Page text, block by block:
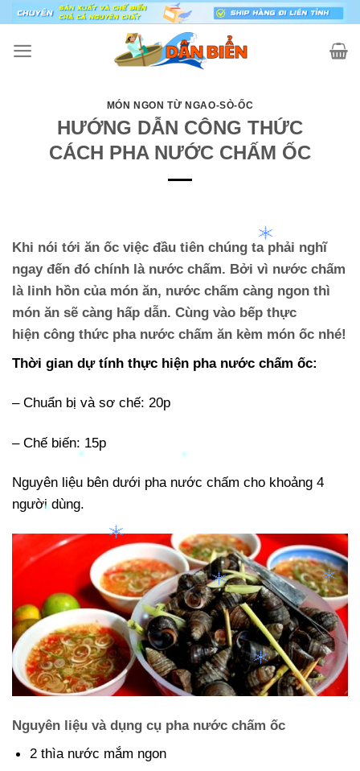
Skip
content
MÓN NGON TỪ NGAO-SÒ-ỐC
HƯỚNG DẪN CÔNG THỨC
CÁCH PHA NƯỚC CHẤM ỐC
Khi nói tới ăn ốc việc đầu tiên chúng ta phải nghĩ
ngay đến đó chính là nước chấm. Bởi vì nước chấm
là linh hồn của món ăn, nước chấm càng ngon thì
món ăn sẽ càng hấp dẫn. Cùng vào bếp thực
hiện công thức pha nước chấm ăn kèm món ốc nhé!
Thời gian dự tính thực hiện pha nước chấm ốc:
– Chuẩn bị và sơ chế: 20p
– Chế biến: 15p
Nguyên liệu bên dưới pha nước chấm cho khoảng 4
người dùng.
Nguyên liệu và dụng cụ pha nước chấm ốc
2 thìa nước mắm ngon